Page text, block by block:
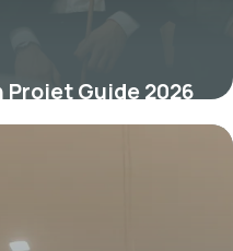
Guide 2026